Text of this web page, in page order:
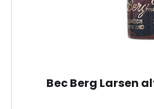
Bec Berg Larsen